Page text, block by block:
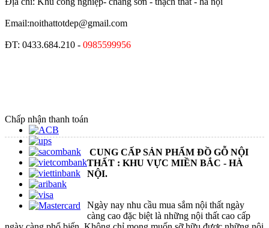
Email:noithattotdep@gmail.com
ĐT: 0433.684.210 - 0985599956
Chấp nhận thanh toán
CUNG CẤP SẢN PHẨM ĐỒ GỖ NỘI
THẤT : KHU VỰC MIỀN BẮC - HÀ
NỘI.
Ngày nay nhu cầu mua sắm nội thất ngày
càng cao đặc biệt là những nội thất cao cấp